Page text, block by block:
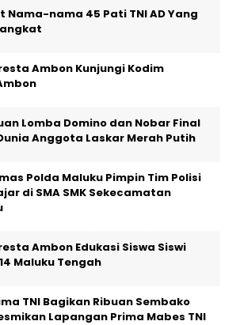
Nama-nama 45 Pati TNI AD Yang
Ambon Kunjungi Kodim
Lomba Domino dan Nobar Final
Anggota Laskar Merah Putih
Polda Maluku Pimpin Tim Polisi
di SMA SMK Sekecamatan
Ambon Edukasi Siswa Siswi
Maluku Tengah
TNI Bagikan Ribuan Sembako
Lapangan Prima Mabes TNI